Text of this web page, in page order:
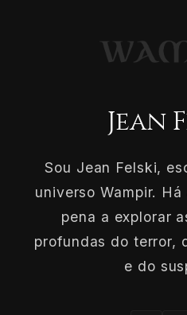
Jean
Sou Jean Felski,
universo Wampir.
pena a explorar
profundas do terror,
e do